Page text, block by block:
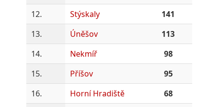
12.
Stýskaly
141
13.
Úněšov
113
14.
Nekmíř
98
15.
Příšov
95
16.
Horní Hradiště
68